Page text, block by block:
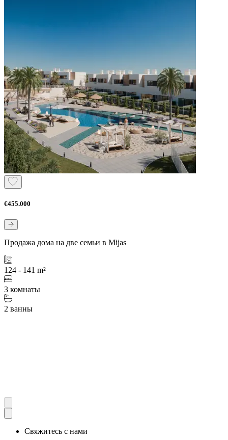
€455.000
Продажа дома на две семьи в Mijas
124 - 141 m²
3 комнаты
2 ванны
Свяжитесь с нами